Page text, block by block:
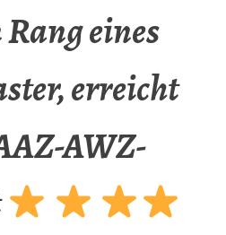
eines
erreicht
AWZ-